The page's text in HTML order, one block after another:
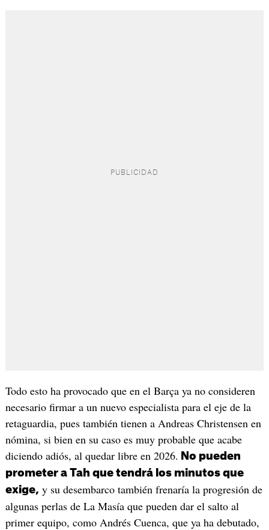
Todo esto ha provocado que en el Barça ya no consideren
necesario firmar a un nuevo especialista para el eje de la
retaguardia, pues también tienen a Andreas Christensen en
nómina, si bien en su caso es muy probable que acabe
diciendo adiós, al quedar libre en 2026. No pueden
prometer a Tah que tendrá los minutos que
exige, y su desembarco también frenaría la progresión de
algunas perlas de La Masía que pueden dar el salto al
primer equipo, como Andrés Cuenca, que ya ha debutado,